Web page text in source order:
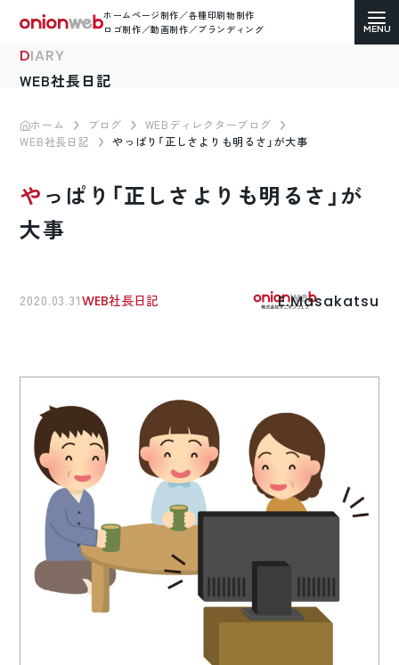
ホームページ制作／各種印刷物制作
ロゴ制作／動画制作／ブランディング
ホームページ制作
コーポレートサイト
ECサイト（通販）制作
ロゴマーク制作
ブランディング
DIARY
WEB社長日記
ホーム ブログ
WEBディレクターブログ
WEB社長日記
やっぱり「正しさよりも明るさ」が大事
やっぱり「正しさよりも明るさ」が
大事
2020.03.31 WEB社長日記 E.Masakatsu